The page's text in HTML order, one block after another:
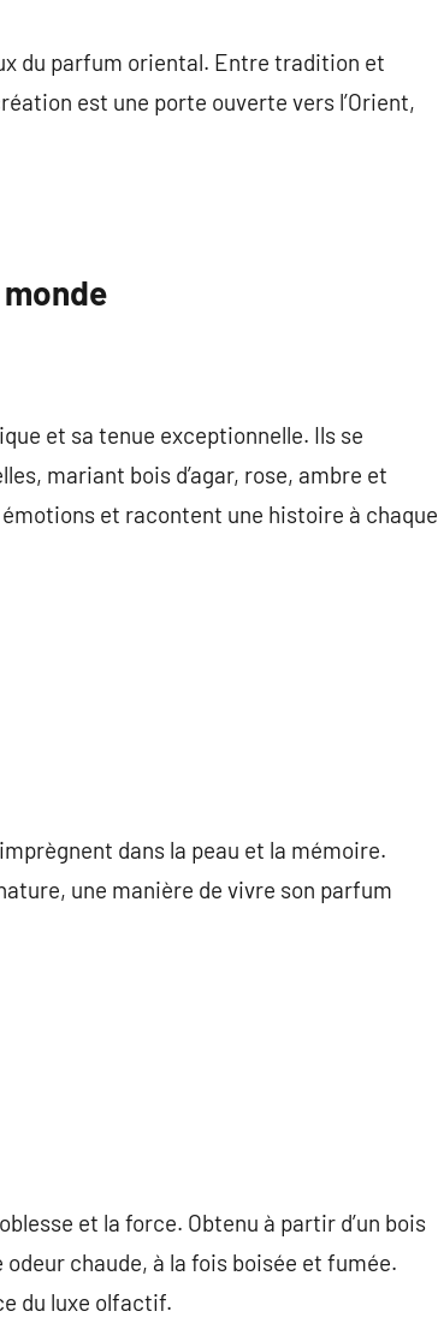
du parfum oriental. Entre tradition et
est une porte ouverte vers l’Orient,
et sa tenue exceptionnelle. Ils se
mariant bois d’agar, rose, ambre et
et racontent une histoire à chaque
dans la peau et la mémoire.
une manière de vivre son parfum
et la force. Obtenu à partir d’un bois
chaude, à la fois boisée et fumée.
du luxe olfactif.